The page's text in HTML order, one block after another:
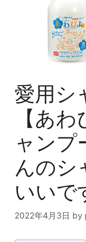
愛用シ
【あ
ャンプ
んのシ
いいで
2022年4月3日 by